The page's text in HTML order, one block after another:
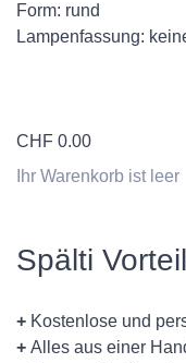
Form: rund
Lampenfassung:
CHF 0.00
Ihr Warenkorb ist leer
Spälti
+ Kostenlose und
+ Alles aus einer